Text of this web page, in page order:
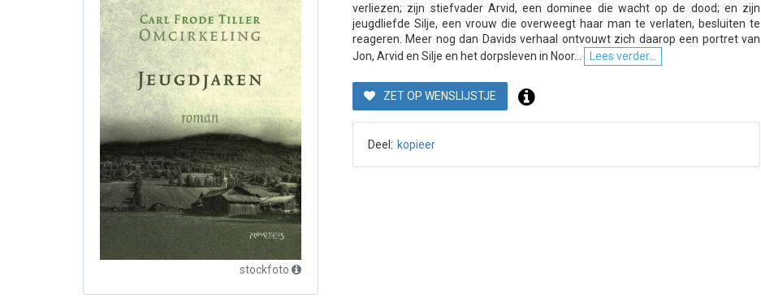
stockfoto
verliezen; zijn stiefvader Arvid, een dominee die wacht op de dood; en zijn
jeugdliefde Silje, een vrouw die overweegt haar man te verlaten, besluiten te
reageren. Meer nog dan Davids verhaal ontvouwt zich daarop een portret van
Jon, Arvid en Silje en het dorpsleven in Noor...
Lees verder...
ZET OP WENSLIJSTJE
Deel: kopieer